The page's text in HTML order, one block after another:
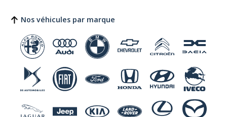
Nos véhicules par marque